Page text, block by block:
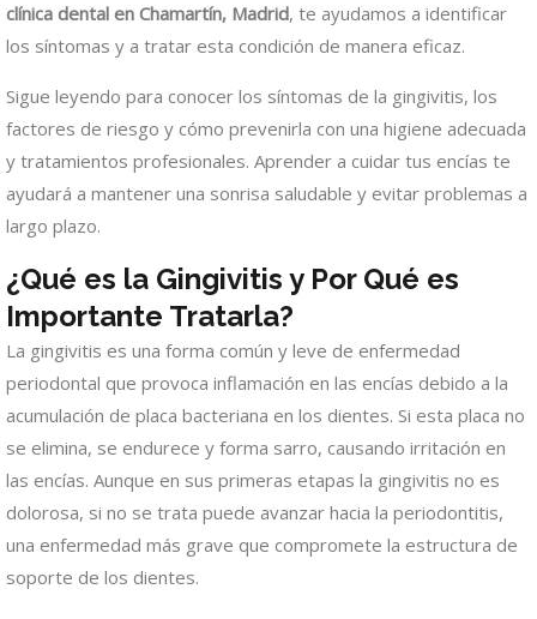
clínica dental en Chamartín, Madrid, te ayudamos a identificar
los síntomas y a tratar esta condición de manera eficaz.
Sigue leyendo para conocer los síntomas de la gingivitis, los
factores de riesgo y cómo prevenirla con una higiene adecuada
y tratamientos profesionales. Aprender a cuidar tus encías te
ayudará a mantener una sonrisa saludable y evitar problemas a
largo plazo.
¿Qué es la Gingivitis y Por Qué es
Importante Tratarla?
La gingivitis es una forma común y leve de enfermedad
periodontal que provoca inflamación en las encías debido a la
acumulación de placa bacteriana en los dientes. Si esta placa no
se elimina, se endurece y forma sarro, causando irritación en
las encías. Aunque en sus primeras etapas la gingivitis no es
dolorosa, si no se trata puede avanzar hacia la periodontitis,
una enfermedad más grave que compromete la estructura de
soporte de los dientes.